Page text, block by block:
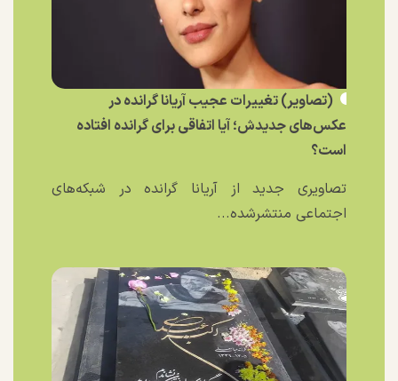
(تصاویر) تغییرات عجیب آریانا گرانده در
عکس‌های جدیدش؛ آیا اتفاقی برای گرانده افتاده
است؟
تصاویری جدید از آریانا گرانده در شبکه‌های
اجتماعی منتشرشده...